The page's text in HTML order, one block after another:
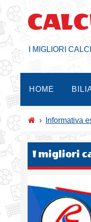
Salta
I MIGLIORI
HOME
› Informativa
I migliori